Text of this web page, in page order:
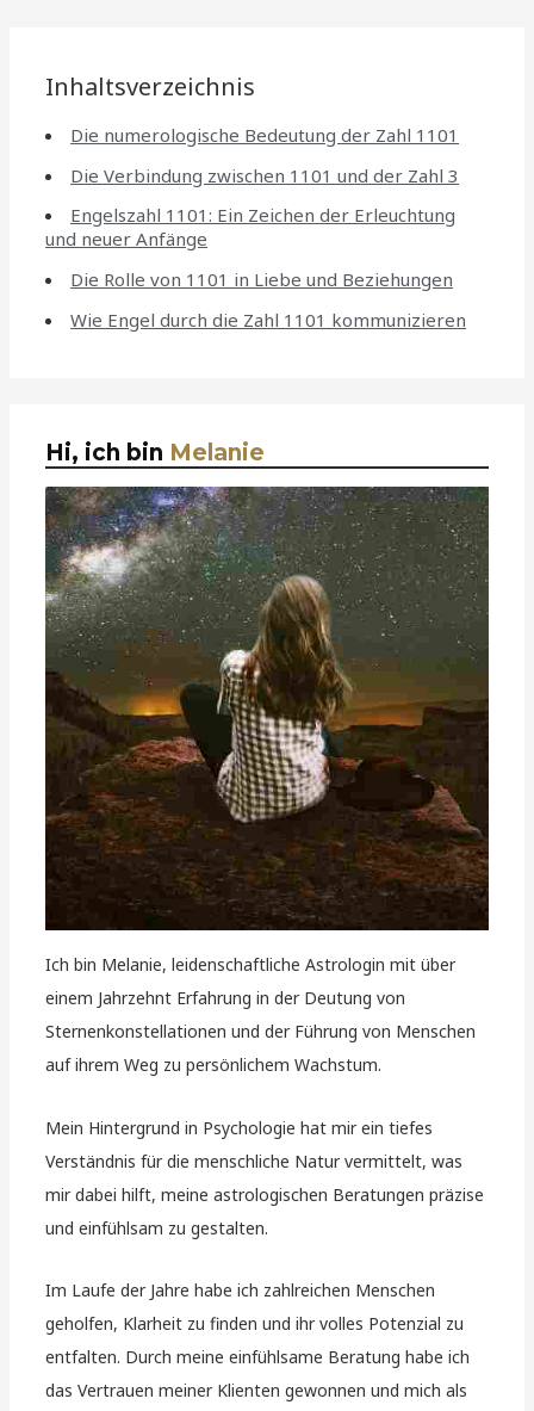
Inhaltsverzeichnis
Die numerologische Bedeutung der Zahl 1101
Die Verbindung zwischen 1101 und der Zahl 3
Engelszahl 1101: Ein Zeichen der Erleuchtung
und neuer Anfänge
Die Rolle von 1101 in Liebe und Beziehungen
Wie Engel durch die Zahl 1101 kommunizieren
Hi, ich bin Melanie
Ich bin Melanie, leidenschaftliche Astrologin mit über
einem Jahrzehnt Erfahrung in der Deutung von
Sternenkonstellationen und der Führung von Menschen
auf ihrem Weg zu persönlichem Wachstum.
Mein Hintergrund in Psychologie hat mir ein tiefes
Verständnis für die menschliche Natur vermittelt, was
mir dabei hilft, meine astrologischen Beratungen präzise
und einfühlsam zu gestalten.
Im Laufe der Jahre habe ich zahlreichen Menschen
geholfen, Klarheit zu finden und ihr volles Potenzial zu
entfalten. Durch meine einfühlsame Beratung habe ich
das Vertrauen meiner Klienten gewonnen und mich als